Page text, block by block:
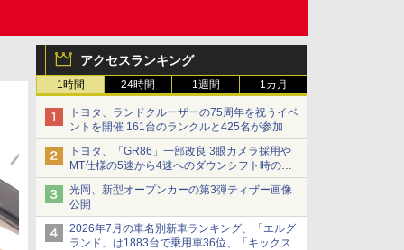
アクセスランキング
1時間 24時間 1週間 1カ月
トヨタ、ランドクルーザーの75周年を祝うイベ
ントを開催 161台のランクルと425名が参加
トヨタ、「GR86」一部改良 3眼カメラ採用や
MT仕様の5速から4速へのダウンシフト時の操
作性向上など
光岡、新型オープンカーの第3弾ティザー画像
公開
2026年7月の車名別新車ランキング、「エルグ
ランド」は1883台で乗用車36位、「キックス」